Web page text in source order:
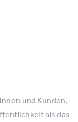
und Kunden,
als das